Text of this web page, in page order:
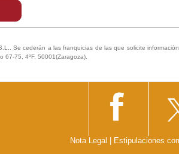
Se cederán a las franquicias de las que solicite
67-75, 4ºF, 50001(Zaragoza).
Nota Legal Estipulaciones